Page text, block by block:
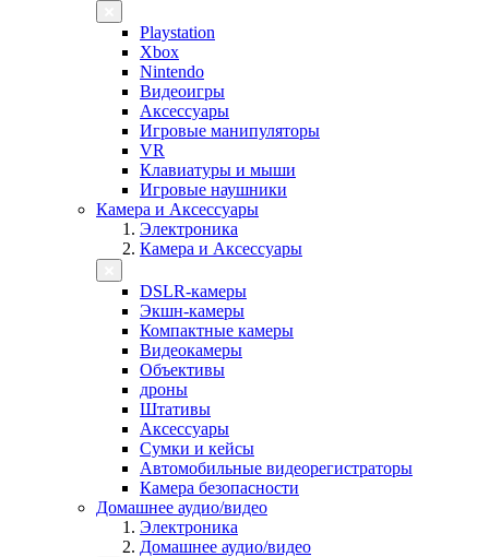
Playstation
Xbox
Nintendo
Видеоигры
Аксессуары
Игровые манипуляторы
VR
Клавиатуры и мыши
Игровые наушники
Камера и Аксессуары
Электроника
Камера и Аксессуары
DSLR-камеры
Экшн-камеры
Компактные камеры
Видеокамеры
Объективы
дроны
Штативы
Аксессуары
Сумки и кейсы
Автомобильные видеорегистраторы
Камера безопасности
Домашнее аудио/видео
Электроника
Домашнее аудио/видео